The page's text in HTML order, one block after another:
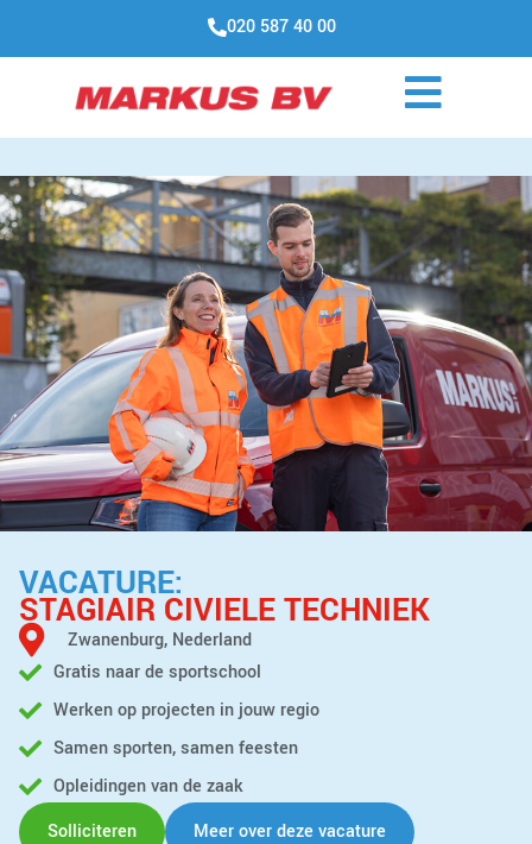
020 587 40 00
VACATURE:
STAGIAIR CIVIELE TECHNIEK
Zwanenburg, Nederland
Gratis naar de sportschool
Werken op projecten in jouw regio
Samen sporten, samen feesten
Opleidingen van de zaak
Solliciteren
Meer over deze vacature